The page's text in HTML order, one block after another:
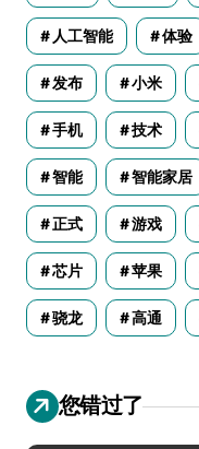
人工智能 体验
发布 小米
手机 技术
智能 智能家居
正式 游戏
芯片 苹果
骁龙 高通
您错过了